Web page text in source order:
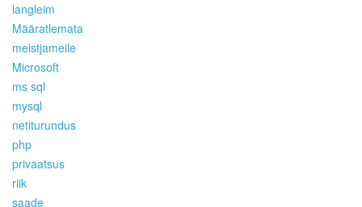
langleim
Määratlemata
meistjameile
Microsoft
ms sql
mysql
netiturundus
php
privaatsus
riik
saade